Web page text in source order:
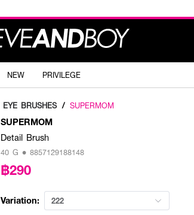
NEW PRIVILEGE
EYE BRUSHES / SUPERMOM
SUPERMOM
Detail Brush
40 G • 8857129188148
฿290
Variation: 222